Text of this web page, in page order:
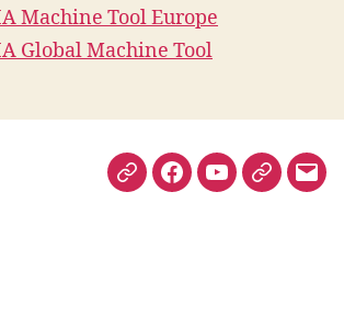
Machine ToolEurope
Global Machine Tool
GDPRFacebook
Youtube